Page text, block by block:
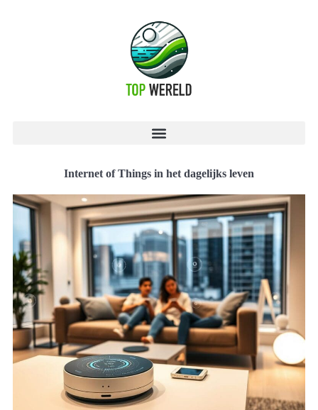
Internet of Things in het dagelijks leven